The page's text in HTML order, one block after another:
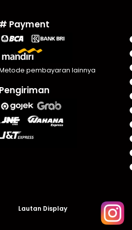
# Payment
pembayaran lainnya
Pengiriman
Lautan Display